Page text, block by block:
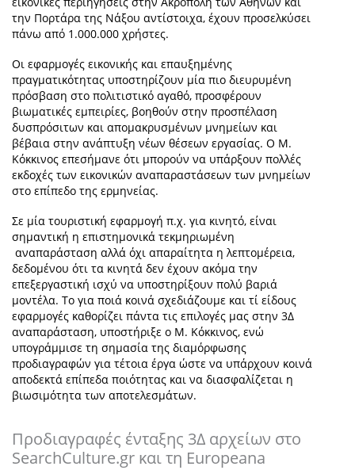
την Πορτάρα της Νάξου αντίστοιχα, έχουν προσελκύσει
πάνω από 1.000.000 χρήστες.
Οι εφαρμογές εικονικής και επαυξημένης
πραγματικότητας υποστηρίζουν μία πιο διευρυμένη
πρόσβαση στο πολιτιστικό αγαθό, προσφέρουν
βιωματικές εμπειρίες, βοηθούν στην προσπέλαση
δυσπρόσιτων και απομακρυσμένων μνημείων και
βέβαια στην ανάπτυξη νέων θέσεων εργασίας. Ο Μ.
Κόκκινος επεσήμανε ότι μπορούν να υπάρξουν πολλές
εκδοχές των εικονικών αναπαραστάσεων των μνημείων
στο επίπεδο της ερμηνείας.
Σε μία τουριστική εφαρμογή π.χ. για κινητό, είναι
σημαντική η επιστημονικά τεκμηριωμένη
αναπαράσταση αλλά όχι απαραίτητα η λεπτομέρεια,
δεδομένου ότι τα κινητά δεν έχουν ακόμα την
επεξεργαστική ισχύ να υποστηρίξουν πολύ βαριά
μοντέλα. Το για ποιά κοινά σχεδιάζουμε και τί είδους
εφαρμογές καθορίζει πάντα τις επιλογές μας στην 3Δ
αναπαράσταση, υποστήριξε ο Μ. Κόκκινος, ενώ
υπογράμμισε τη σημασία της διαμόρφωσης
προδιαγραφών για τέτοια έργα ώστε να υπάρχουν κοινά
αποδεκτά επίπεδα ποιότητας και να διασφαλίζεται η
βιωσιμότητα των αποτελεσμάτων.
Προδιαγραφές ένταξης 3Δ αρχείων στο
SearchCulture.gr και τη Europeana